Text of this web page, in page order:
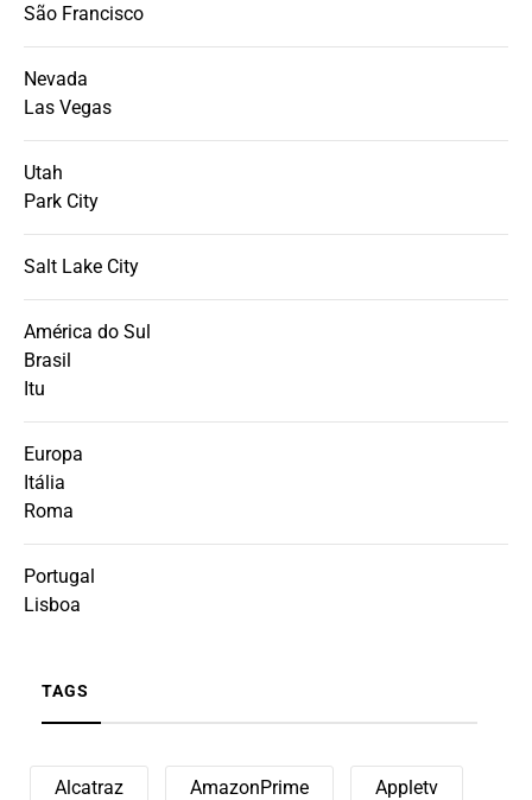
São Francisco
Nevada
Las Vegas
Utah
Park City
Salt Lake City
América do Sul
Brasil
Itu
Europa
Itália
Roma
Portugal
Lisboa
TAGS
Alcatraz AmazonPrime Appletv